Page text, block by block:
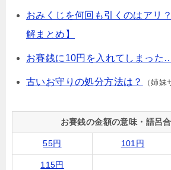
おみくじを何回も引くのはアリ
解まとめ】
お賽銭に10円を入れてしまった…
古いお守りの処分方法は？ （姉妹
お賽銭の金額の意味・語呂
55円 101円
115円